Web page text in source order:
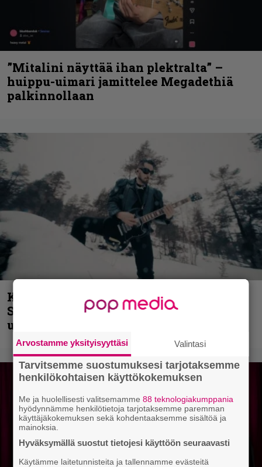
”Mitalini näyttää ihan plektralta” –
huippu-uimari jamittelee Megadethiä
palkinnollaan
Kunnianosoitus hyiselle Pohjolalle –
Shining hyppäsi keskelle kinoksia
uudella videollaan
Arvostamme yksityisyyttäsi Valintasi
Tarvitsemme suostumuksesi tarjotaksemme
henkilökohtaisen käyttökokemuksen
Me ja huolellisesti valitsemamme88 teknologiakumppania
hyödynnämme henkilötietoja tarjotaksemme paremman
käyttäjäkokemuksen sekä kohdentaaksemme sisältöä ja
mainoksia.
Hyväksymällä suostut tietojesi käyttöön seuraavasti
Käytämme laitetunnisteita ja tallennamme evästeitä